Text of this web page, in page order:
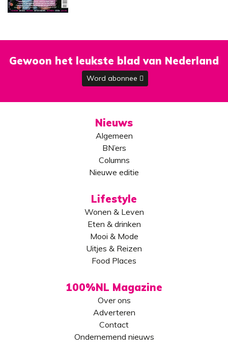
Gewoon het leukste blad van Nederland
Word abonnee
Nieuws
Algemeen
BN’ers
Columns
Nieuwe editie
Lifestyle
Wonen & Leven
Eten & drinken
Mooi & Mode
Uitjes & Reizen
Food Places
100%NL Magazine
Over ons
Adverteren
Contact
Ondernemend nieuws